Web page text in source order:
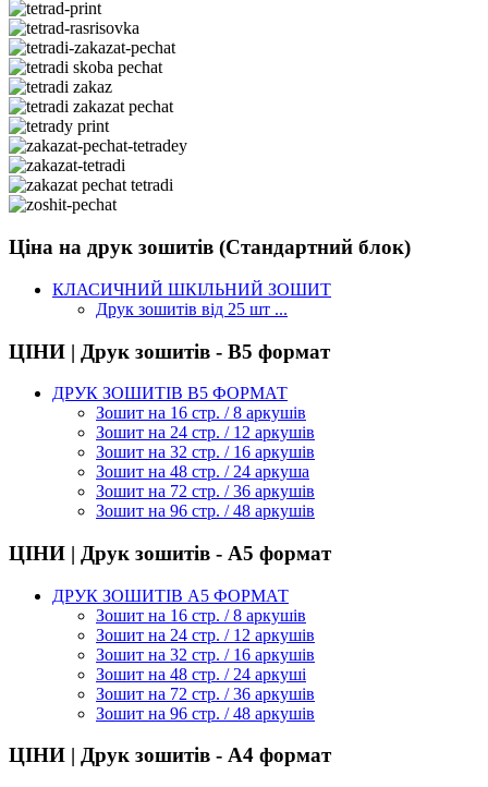
Ціна на друк зошитів (Стандартний блок)
КЛАСИЧНИЙ ШКІЛЬНИЙ ЗОШИТ
Друк зошитів від 25 шт ...
ЦІНИ | Друк зошитів - В5 формат
ДРУК ЗОШИТІВ В5 ФОРМАТ
Зошит на 16 стр. / 8 аркушів
Зошит на 24 стр. / 12 аркушів
Зошит на 32 стр. / 16 аркушів
Зошит на 48 стр. / 24 аркуша
Зошит на 72 стр. / 36 аркушів
Зошит на 96 стр. / 48 аркушів
ЦІНИ | Друк зошитів - А5 формат
ДРУК ЗОШИТІВ А5 ФОРМАТ
Зошит на 16 стр. / 8 аркушів
Зошит на 24 стр. / 12 аркушів
Зошит на 32 стр. / 16 аркушів
Зошит на 48 стр. / 24 аркуші
Зошит на 72 стр. / 36 аркушів
Зошит на 96 стр. / 48 аркушів
ЦІНИ | Друк зошитів - А4 формат